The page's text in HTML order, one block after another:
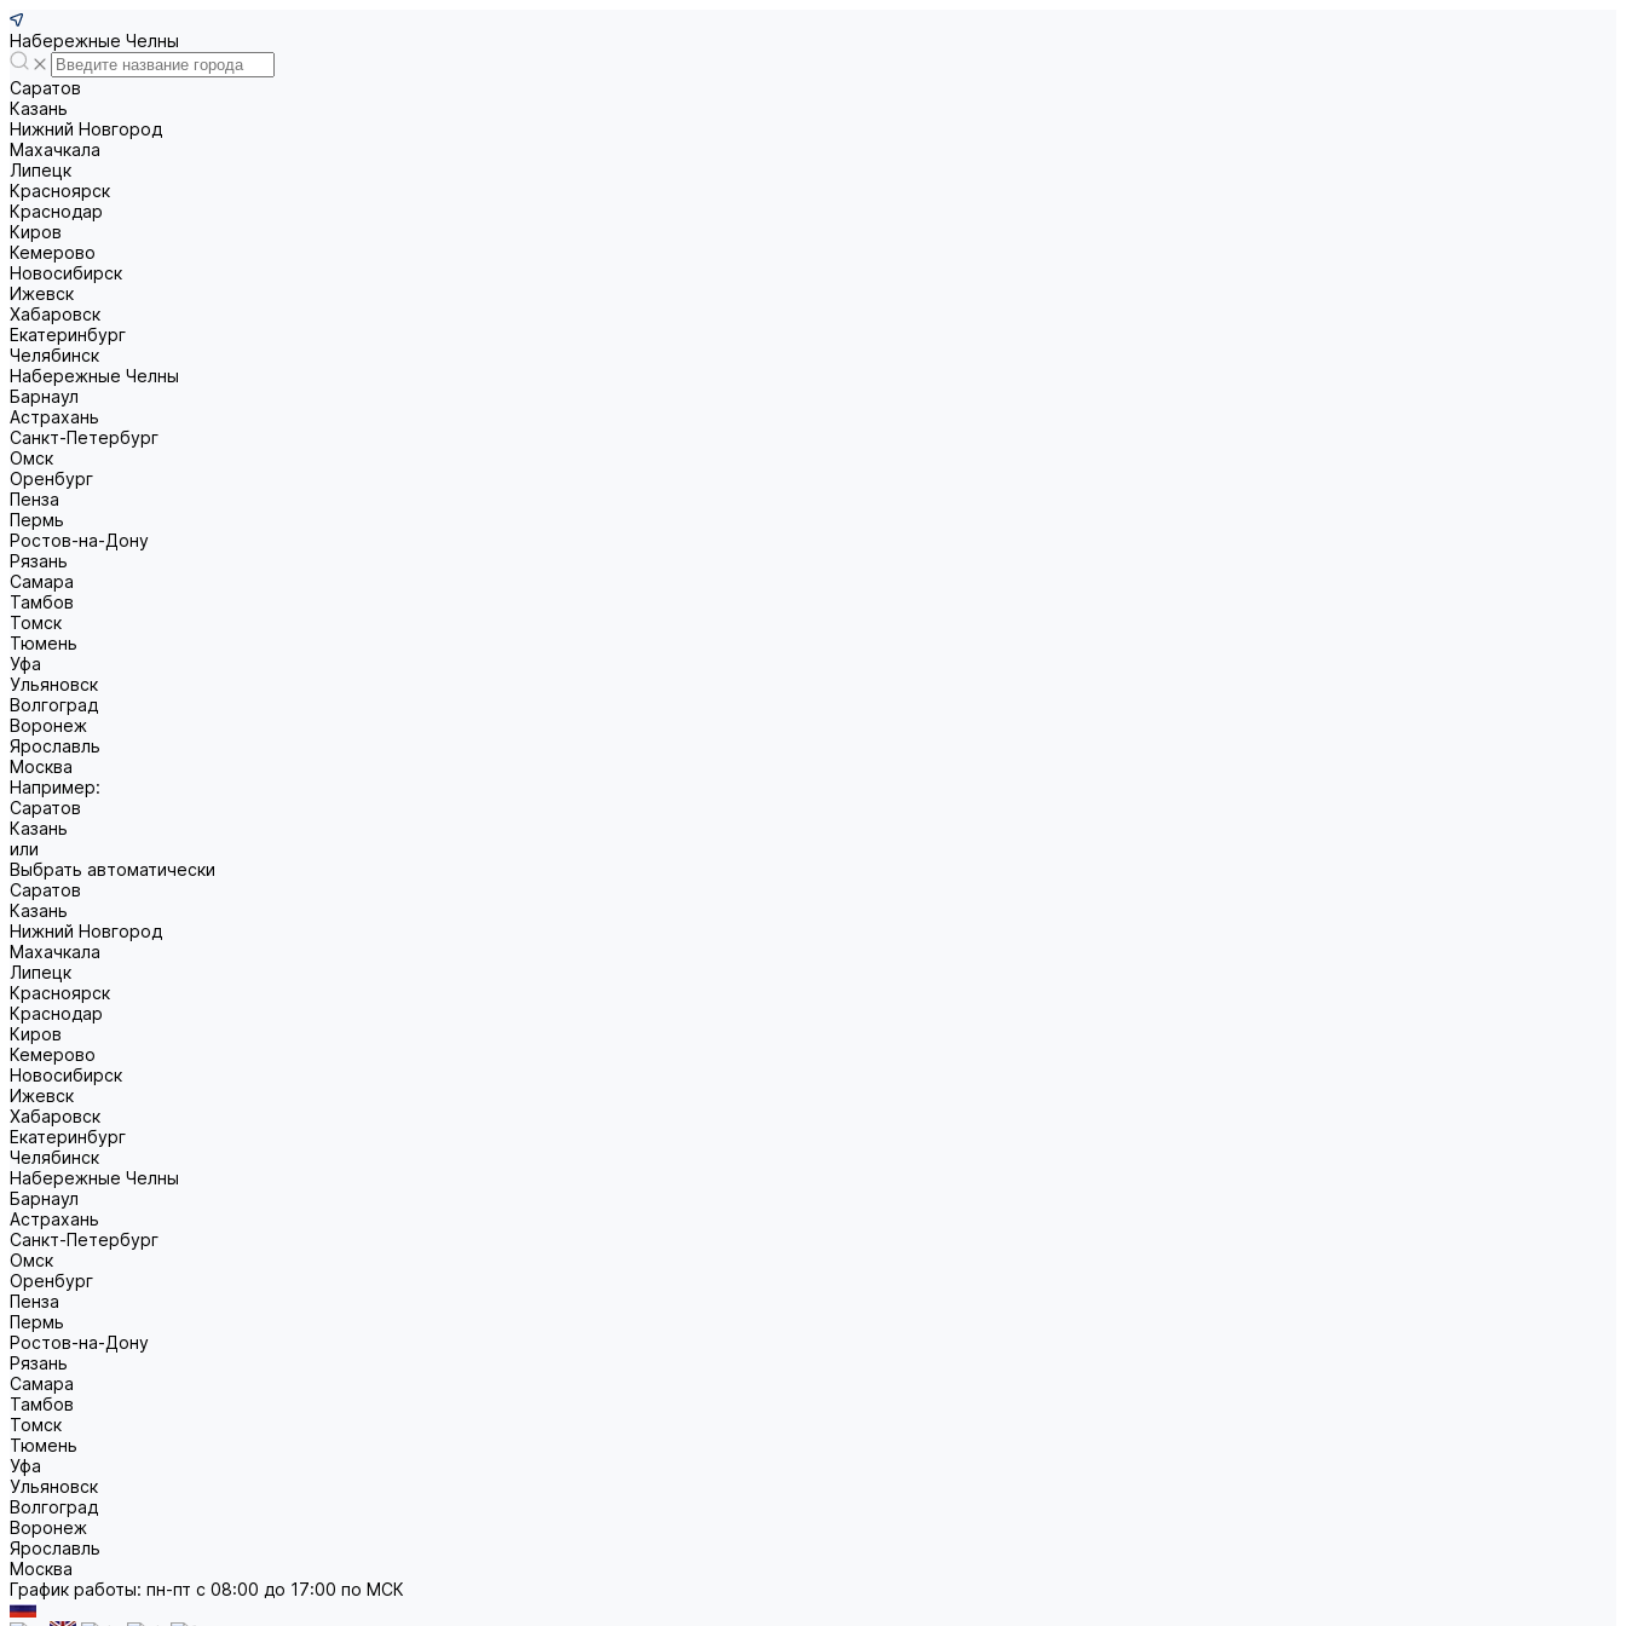
Набережные Челны
Саратов
Казань
Нижний Новгород
Махачкала
Липецк
Красноярск
Краснодар
Киров
Кемерово
Новосибирск
Ижевск
Хабаровск
Екатеринбург
Челябинск
Набережные Челны
Барнаул
Астрахань
Санкт-Петербург
Омск
Оренбург
Пенза
Пермь
Ростов-на-Дону
Рязань
Самара
Тамбов
Томск
Тюмень
Уфа
Ульяновск
Волгоград
Воронеж
Ярославль
Москва
Например:
Саратов
Казань
или
Выбрать автоматически
Саратов
Казань
Нижний Новгород
Махачкала
Липецк
Красноярск
Краснодар
Киров
Кемерово
Новосибирск
Ижевск
Хабаровск
Екатеринбург
Челябинск
Набережные Челны
Барнаул
Астрахань
Санкт-Петербург
Омск
Оренбург
Пенза
Пермь
Ростов-на-Дону
Рязань
Самара
Тамбов
Томск
Тюмень
Уфа
Ульяновск
Волгоград
Воронеж
Ярославль
Москва
График работы: пн-пт с 08:00 до 17:00 по МСК